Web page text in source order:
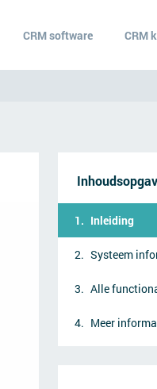
CRM software CRM
Inleiding
Systeem
Alle
Meer